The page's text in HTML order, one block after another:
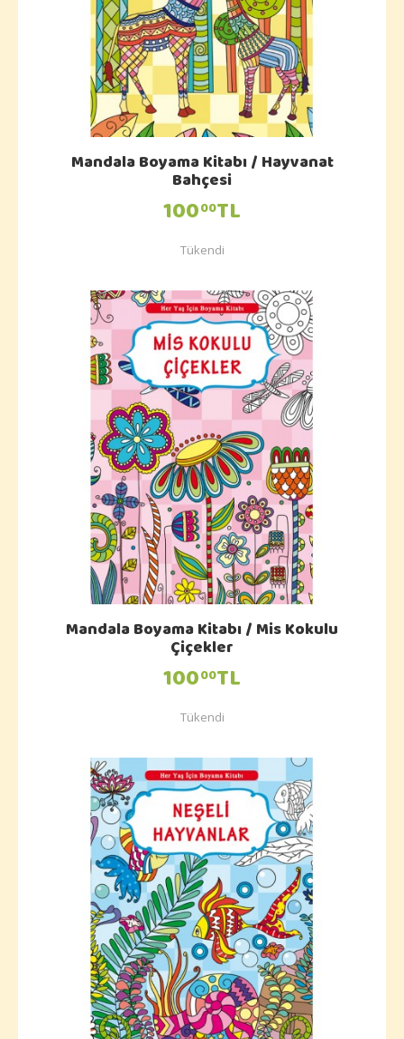
Mandala Boyama Kitabı / Hayvanat
Bahçesi
10000TL
Tükendi
Mandala Boyama Kitabı / Mis Kokulu
Çiçekler
10000TL
Tükendi